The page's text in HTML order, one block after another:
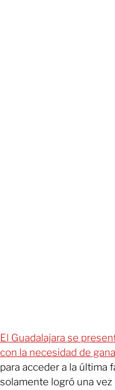
El Guadalajara se
con la necesidad de
para acceder a la última
solamente logró una